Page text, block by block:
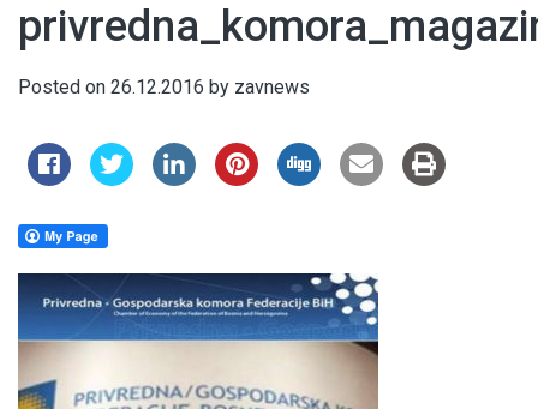
Posted on 26.12.2016 by zavnews